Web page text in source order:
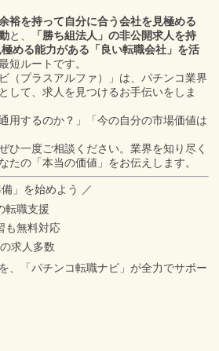
裕を持って自分に合う会社を見極める
と、
「勝ち組法人」の非公開求人を持
める能力がある「良い転職会社」を活
短ルートです。
（プラスアルファ）」は、パチンコ業界
して、求人を見つけるお手伝いをしま
用するのか？」「今の自分の市場価値は
ひ一度ご相談ください。業界を知り尽く
たの「本当の価値」をお伝えします。
」を始めよう ／
転職支援
も無料対応
求人多数
、「パチンコ転職ナビ」が全力でサポー